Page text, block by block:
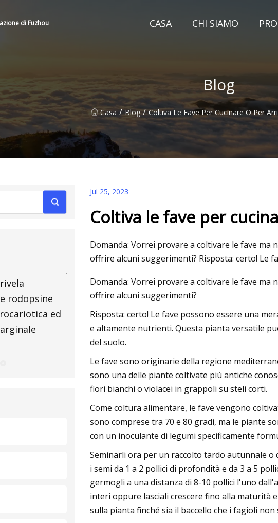
di Fuzhou CASA CHI SIAMO
Blog
Casa / Blog / Coltiva Le Fave Per Cucinare O Per
rodopsine
ed
Affrontare 8 malintesi comuni sulla
saldatura dei metalli
10
Jul 25, 2023
Coltiva le fave per
Domanda: Vorrei provare a coltivare le fave
offrire alcuni suggerimenti? Risposta: certo! Le
Domanda: Vorrei provare a coltivare le fave
offrire alcuni suggerimenti?
Risposta: certo! Le fave possono essere una
e altamente nutrienti. Questa pianta versatile
del suolo.
Le fave sono originarie della regione
sono una delle piante coltivate più antiche
fiori bianchi o violacei in grappoli su steli corti.
Come coltura alimentare, le fave vengono
sono comprese tra 70 e 80 gradi, ma le piante
con un inoculante di legumi specificamente
Seminarli ora per un raccolto tardo autunnale o
i semi da 1 a 2 pollici di profondità e da 3 a 5
germogli a una distanza di 8-10 pollici l'uno
interi oppure lasciali crescere fino alla maturità
sulla pianta finché sia ​​il baccello che i fagioli